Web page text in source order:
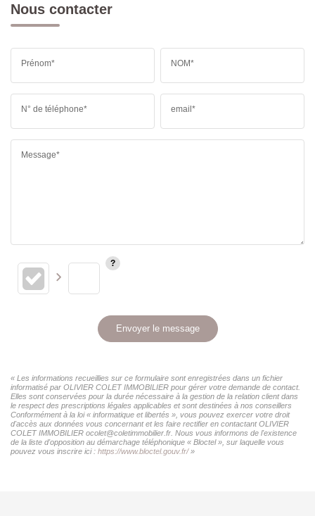
Nous contacter
Prénom* NOM*
N° de téléphone* email*
Message*
Envoyer le message
« Les informations recueillies sur ce formulaire sont enregistrées dans un fichier
informatisé par OLIVIER COLET IMMOBILIER pour gérer votre demande de contact.
Elles sont conservées pour la durée nécessaire à la gestion de la relation client dans
le respect des prescriptions légales applicables et sont destinées à nos conseillers
Conformément à la loi « informatique et libertés », vous pouvez exercer votre droit
d'accès aux données vous concernant et les faire rectifier en contactant OLIVIER
COLET IMMOBILIER ocolet@coletimmobilier.fr. Nous vous informons de l'existence
de la liste d'opposition au démarchage téléphonique « Bloctel », sur laquelle vous
pouvez vous inscrire ici : https://www.bloctel.gouv.fr/»